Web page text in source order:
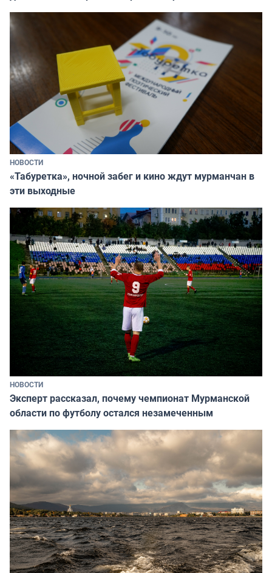
НОВОСТИ
«Табуретка», ночной забег и кино ждут мурманчан в
эти выходные
НОВОСТИ
Эксперт рассказал, почему чемпионат Мурманской
области по футболу остался незамеченным